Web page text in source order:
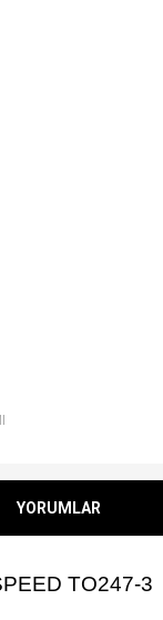
YORUMLAR
TO247-3